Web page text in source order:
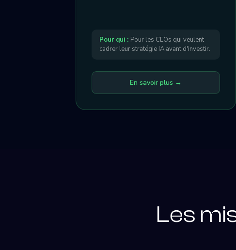
Pour qui : Pour les CEOs qui veulent
cadrer leur stratégie IA avant d'investir.
En savoir plus →
Les